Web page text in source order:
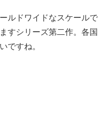
ルドワイドなスケールで
すシリーズ第二作。各国
ですね。